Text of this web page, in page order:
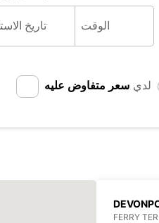
لدي سعر متفاوض عليه
FERRY